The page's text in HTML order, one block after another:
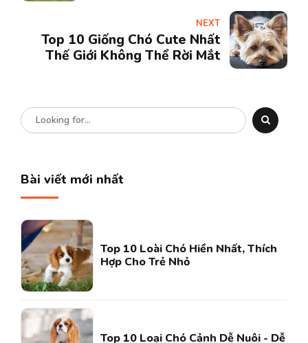
NEXT
Top 10 Giống Chó Cute Nhất
Thế Giới Không Thể Rời Mắt
Bài viết mới nhất
Top 10 Loài Chó Hiền Nhất, Thích
Hợp Cho Trẻ Nhỏ
Top 10 Loại Chó Cảnh Dễ Nuôi - Dễ